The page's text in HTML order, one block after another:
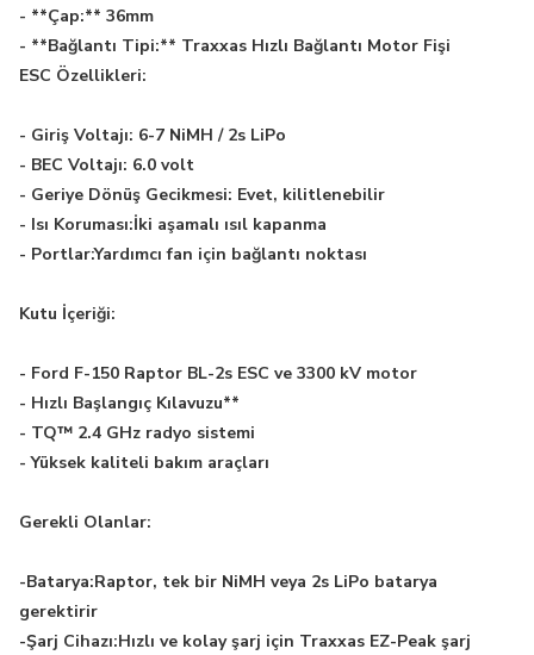
- **Çap:** 36mm
- **Bağlantı Tipi:** Traxxas Hızlı Bağlantı Motor Fişi
ESC Özellikleri:
- Giriş Voltajı: 6-7 NiMH / 2s LiPo
- BEC Voltajı: 6.0 volt
- Geriye Dönüş Gecikmesi: Evet, kilitlenebilir
- Isı Koruması:İki aşamalı ısıl kapanma
- Portlar:Yardımcı fan için bağlantı noktası
Kutu İçeriği:
- Ford F-150 Raptor BL-2s ESC ve 3300 kV motor
- Hızlı Başlangıç Kılavuzu**
- TQ™ 2.4 GHz radyo sistemi
- Yüksek kaliteli bakım araçları
Gerekli Olanlar:
-Batarya:Raptor, tek bir NiMH veya 2s LiPo batarya
gerektirir
-Şarj Cihazı:Hızlı ve kolay şarj için Traxxas EZ-Peak şarj